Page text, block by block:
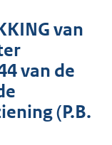
van
van de
(P.B.